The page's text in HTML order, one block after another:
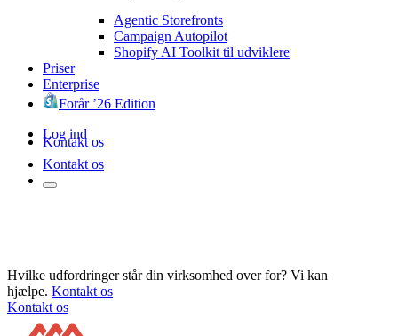
Agentic Storefronts
Campaign Autopilot
Shopify AI Toolkit til udviklere
Priser
Enterprise
Forår ’26 Edition
Log ind
Kontakt os
Kontakt os
Hvilke udfordringer står din virksomhed over for? Vi kan
hjælpe. Kontakt os
Kontakt os